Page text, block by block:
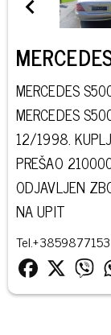
MERCEDES
MERCEDES
12/1998.
PREŠAO
ODJAVLJEN
NA UPIT